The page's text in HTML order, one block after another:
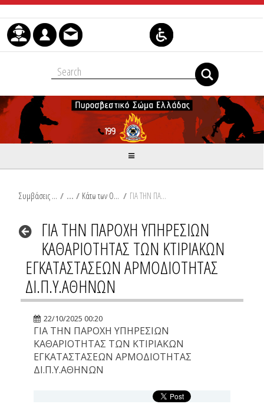
Μετάβαση στο περιεχόμενο
Συμβάσεις Διαβουλεύσεις Διαγωνισμοί / Κάτω των Ορίων / ΓΙΑ ΤΗΝ ΠΑΡΟΧΗ ΥΠΗΡΕΣΙΩΝ ΚΑΘΑΡΙΟΤΗΤΑΣ ΤΩΝ ΚΤΙΡΙΑΚΩΝ ΕΓΚΑΤΑΣΤΑΣΕΩΝ ΑΡΜΟΔΙΟΤΗΤΑΣ ΔΙ.Π.Υ.ΑΘΗΝΩΝ
ΓΙΑ ΤΗΝ ΠΑΡΟΧΗ ΥΠΗΡΕΣΙΩΝ
ΚΑΘΑΡΙΟΤΗΤΑΣ ΤΩΝ ΚΤΙΡΙΑΚΩΝ
ΕΓΚΑΤΑΣΤΑΣΕΩΝ ΑΡΜΟΔΙΟΤΗΤΑΣ
ΔΙ.Π.Υ.ΑΘΗΝΩΝ
22/10/2025 00:20
ΓΙΑ ΤΗΝ ΠΑΡΟΧΗ ΥΠΗΡΕΣΙΩΝ
ΚΑΘΑΡΙΟΤΗΤΑΣ ΤΩΝ ΚΤΙΡΙΑΚΩΝ
ΕΓΚΑΤΑΣΤΑΣΕΩΝ ΑΡΜΟΔΙΟΤΗΤΑΣ
ΔΙ.Π.Υ.ΑΘΗΝΩΝ